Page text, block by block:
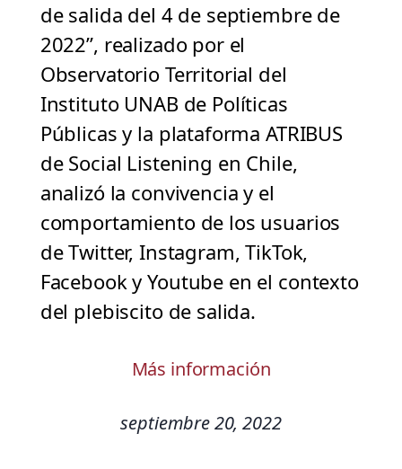
de salida del 4 de septiembre de
2022”, realizado por el
Observatorio Territorial del
Instituto UNAB de Políticas
Públicas y la plataforma ATRIBUS
de Social Listening en Chile,
analizó la convivencia y el
comportamiento de los usuarios
de Twitter, Instagram, TikTok,
Facebook y Youtube en el contexto
del plebiscito de salida.
Más información
septiembre 20, 2022